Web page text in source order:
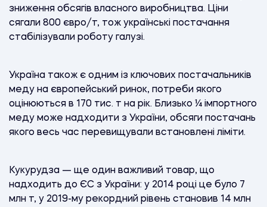
зниження обсягів власного виробництва. Ціни
сягали 800 євро/т, тож українські постачання
стабілізували роботу галузі.
Україна також є одним із ключових постачальників
меду на європейський ринок, потреби якого
оцінюються в 170 тис. т на рік. Близько ¼ імпортного
меду може надходити з України, обсяги постачань
якого весь час перевищували встановлені ліміти.
Кукурудза — ще один важливий товар, що
надходить до ЄС з України: у 2014 році це було 7
млн т, у 2019-му рекордний рівень становив 14 млн